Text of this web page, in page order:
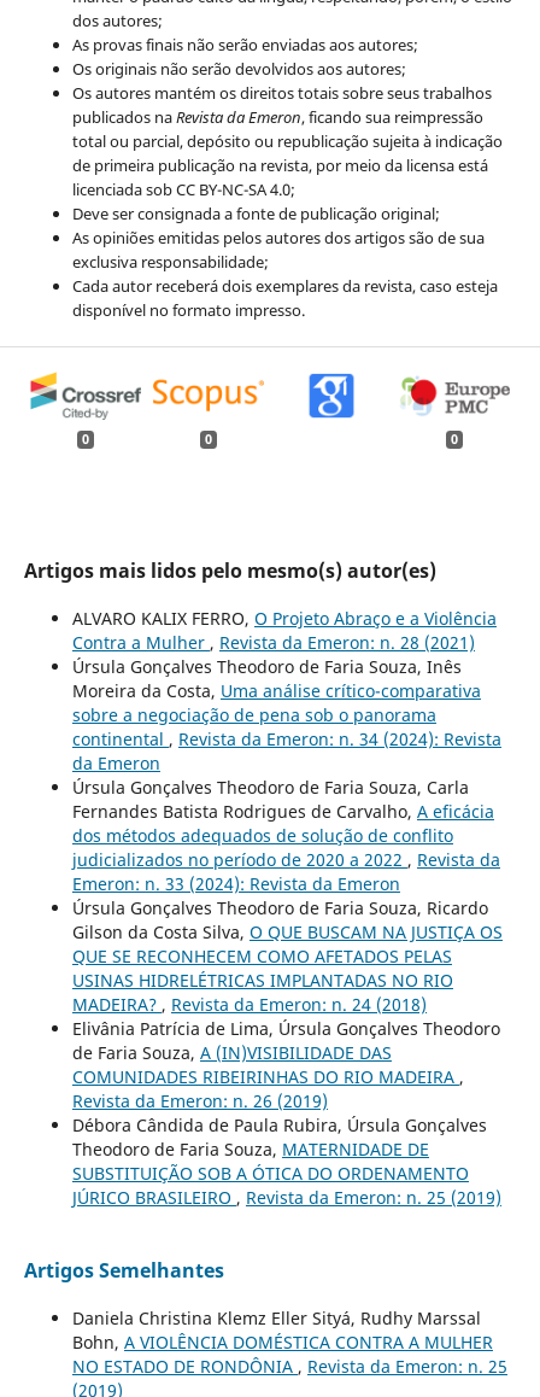
dos autores;
As provas finais não serão enviadas aos autores;
Os originais não serão devolvidos aos autores;
Os autores mantém os direitos totais sobre seus trabalhos
publicados naRevista da Emeron, ficando sua reimpressão
total ou parcial, depósito ou republicação sujeita à indicação
de primeira publicação na revista, por meio da licensa está
licenciada sob CC BY-NC-SA 4.0;
Deve ser consignada a fonte de publicação original;
As opiniões emitidas pelos autores dos artigos são de sua
exclusiva responsabilidade;
Cada autor receberá dois exemplares da revista, caso esteja
disponível no formato impresso.
0 0 0
Artigos mais lidos pelo mesmo(s) autor(es)
ALVARO KALIX FERRO, O Projeto Abraço e a Violência
Contra a Mulher , Revista da Emeron: n. 28 (2021)
Úrsula Gonçalves Theodoro de Faria Souza, Inês
Moreira da Costa, Uma análise crítico-comparativa
sobre a negociação de pena sob o panorama
continental , Revista da Emeron: n. 34 (2024): Revista
da Emeron
Úrsula Gonçalves Theodoro de Faria Souza, Carla
Fernandes Batista Rodrigues de Carvalho, A eficácia
dos métodos adequados de solução de conflito
judicializados no período de 2020 a 2022 , Revista da
Emeron: n. 33 (2024): Revista da Emeron
Úrsula Gonçalves Theodoro de Faria Souza, Ricardo
Gilson da Costa Silva, O QUE BUSCAM NA JUSTIÇA OS
QUE SE RECONHECEM COMO AFETADOS PELAS
USINAS HIDRELÉTRICAS IMPLANTADAS NO RIO
MADEIRA? , Revista da Emeron: n. 24 (2018)
Elivânia Patrícia de Lima, Úrsula Gonçalves Theodoro
de Faria Souza, A (IN)VISIBILIDADE DAS
COMUNIDADES RIBEIRINHAS DO RIO MADEIRA ,
Revista da Emeron: n. 26 (2019)
Débora Cândida de Paula Rubira, Úrsula Gonçalves
Theodoro de Faria Souza, MATERNIDADE DE
SUBSTITUIÇÃO SOB A ÓTICA DO ORDENAMENTO
JÚRICO BRASILEIRO , Revista da Emeron: n. 25 (2019)
Artigos Semelhantes
Daniela Christina Klemz Eller Sityá, Rudhy Marssal
Bohn, A VIOLÊNCIA DOMÉSTICA CONTRA A MULHER
NO ESTADO DE RONDÔNIA , Revista da Emeron: n. 25
(2019)